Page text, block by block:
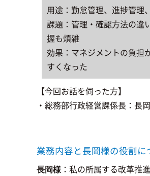
用途：勤怠管理、進捗管理
課題：管理・確認方法の違
握も煩雑
効果：マネジメントの負担
すくなった
【今回お話を伺った方】
・総務部行政経営課係長：長
業務内容と長岡様の役割
長岡様：私の所属する改革推